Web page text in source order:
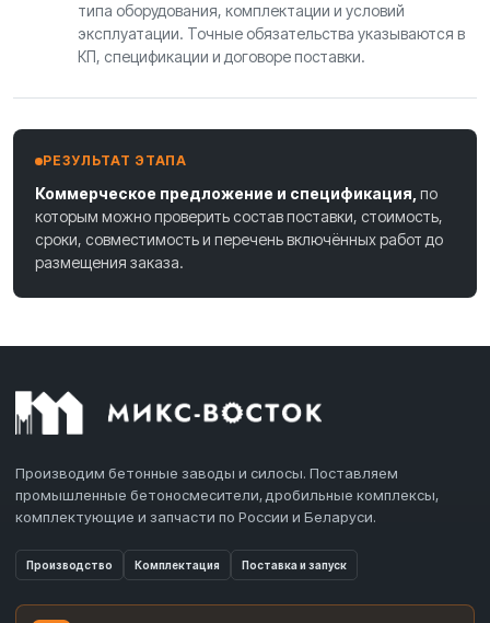
типа оборудования, комплектации и условий
эксплуатации. Точные обязательства указываются в
КП, спецификации и договоре поставки.
РЕЗУЛЬТАТ ЭТАПА
Коммерческое предложение и спецификация, по
которым можно проверить состав поставки, стоимость,
сроки, совместимость и перечень включённых работ до
размещения заказа.
Производим бетонные заводы и силосы. Поставляем
промышленные бетоносмесители, дробильные комплексы,
комплектующие и запчасти по России и Беларуси.
Производство Комплектация Поставка и запуск